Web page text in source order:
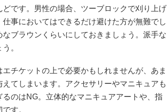
です。男性の場合、ツーブロックで刈り上げ
事においてはできるだけ避けた方が無難でし
ブラウンくらいにしておきましょう。派手な
。
チケットの上で必要かもしれませんが、あま
てしまいます。アクセサリーやマニキュアも
のはNG。立体的なマニキュアアートや、指
す。